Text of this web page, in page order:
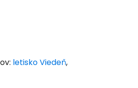
letisko Viedeň,